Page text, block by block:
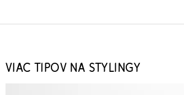
VIAC TIPOV NA STYLINGY